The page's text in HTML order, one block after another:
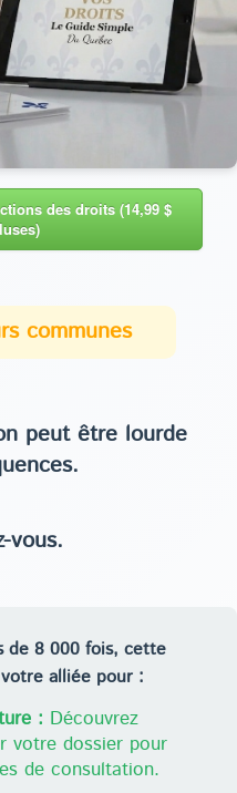
des droits (14,99 $
communes
peut être lourde
vous.
de 8 000 fois, cette
alliée pour :
: Découvrez
votre dossier pour
de consultation.